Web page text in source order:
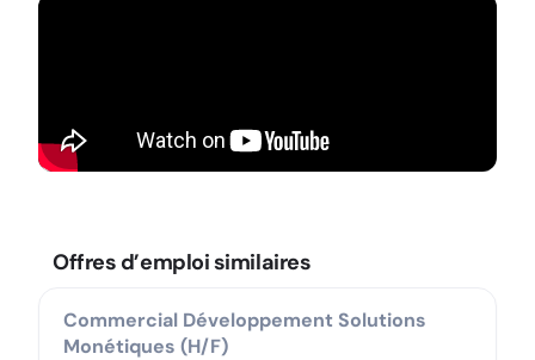
Offres d’emploi similaires
Commercial Développement Solutions
Monétiques (H/F)